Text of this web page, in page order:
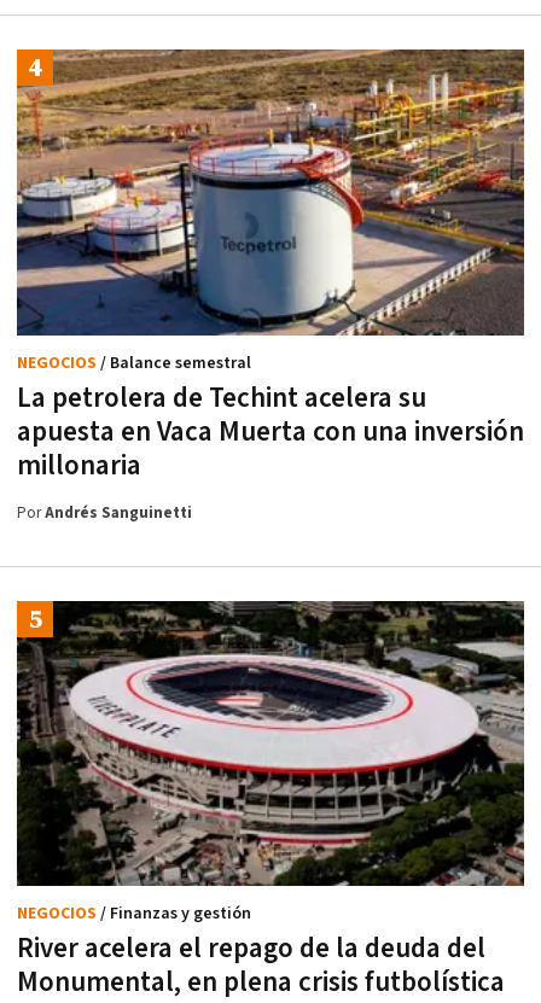
La petrolera de Techint acelera su
apuesta en Vaca Muerta con una inversión
millonaria
NEGOCIOS / Balance semestral
PorAndrés Sanguinetti
River acelera el repago de la deuda del
Monumental, en plena crisis futbolística
NEGOCIOS / Finanzas y gestión